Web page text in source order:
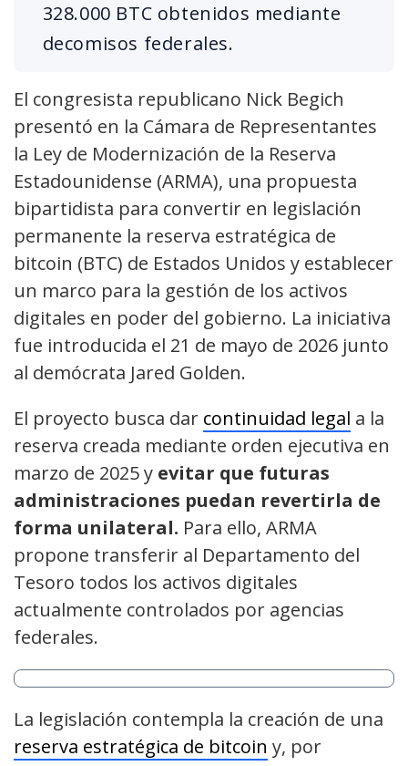
328.000 BTC obtenidos mediante
decomisos federales.
El congresista republicano Nick Begich
presentó en la Cámara de Representantes
la Ley de Modernización de la Reserva
Estadounidense (ARMA), una propuesta
bipartidista para convertir en legislación
permanente la reserva estratégica de
bitcoin (BTC) de Estados Unidos y establecer
un marco para la gestión de los activos
digitales en poder del gobierno. La iniciativa
fue introducida el 21 de mayo de 2026 junto
al demócrata Jared Golden.
El proyecto busca dar continuidad legal a la
reserva creada mediante orden ejecutiva en
marzo de 2025 y evitar que futuras
administraciones puedan revertirla de
forma unilateral. Para ello, ARMA
propone transferir al Departamento del
Tesoro todos los activos digitales
actualmente controlados por agencias
federales.
La legislación contempla la creación de una
reserva estratégica de bitcoin y, por